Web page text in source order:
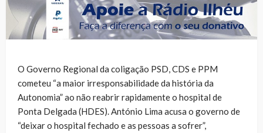
O Governo Regional da coligação PSD, CDS e PPM
cometeu “a maior irresponsabilidade da história da
Autonomia” ao não reabrir rapidamente o hospital de
Ponta Delgada (HDES). António Lima acusa o governo de
“deixar o hospital fechado e as pessoas a sofrer”,